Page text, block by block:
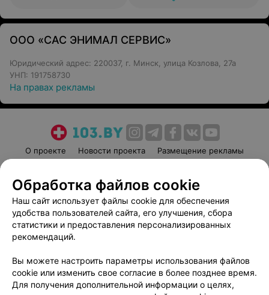
ООО «САС ЭНИМАЛ СЕРВИС»
Юридический адрес: 220037, г. Минск, улица Козлова, 27а
УНП: 191758730
На правах рекламы
О проекте Новости проекта
Размещение рекламы
Пользовательское соглашение
Способы оплаты
Вакансии
Партнеры
Написать руководителю 103.by
Обработка персональных данных
Обработка файлов cookie
Наш сайт использует файлы cookie для обеспечения
удобства пользователей сайта, его улучшения, сбора
статистики и предоставления персонализированных
рекомендаций.
Вы можете настроить параметры использования файлов
cookie или изменить свое согласие в более позднее время.
Для получения дополнительной информации о целях,